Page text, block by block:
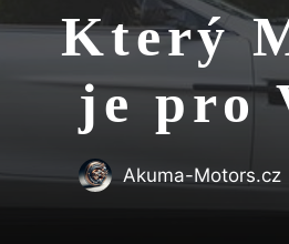
Který
je pro
Akuma-Motors.cz